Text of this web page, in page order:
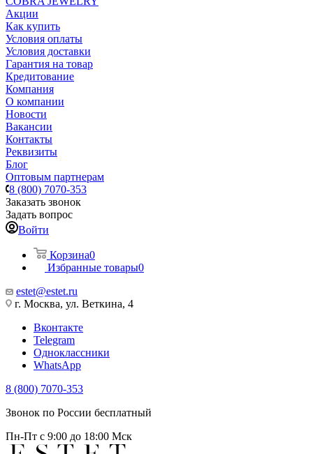
Акции
Как купить
Условия оплаты
Условия доставки
Гарантия на товар
Кредитование
Компания
О компании
Новости
Вакансии
Контакты
Реквизиты
Блог
Оптовым партнерам
8 (800) 7070-353
Заказать звонок
Задать вопрос
Войти
Корзина0
Избранные товары0
estet@estet.ru
г. Москва, ул. Веткина, 4
Вконтакте
Telegram
Одноклассники
WhatsApp
8 (800) 7070-353
Звонок по России бесплатный
Пн-Пт с 9:00 до 18:00 Мск